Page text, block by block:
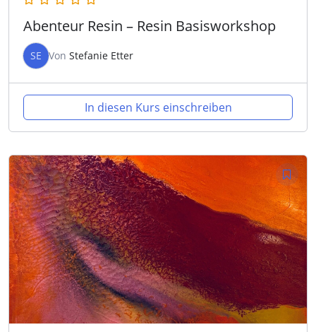
Abenteur Resin – Resin Basisworkshop
SE Von Stefanie Etter
In diesen Kurs einschreiben